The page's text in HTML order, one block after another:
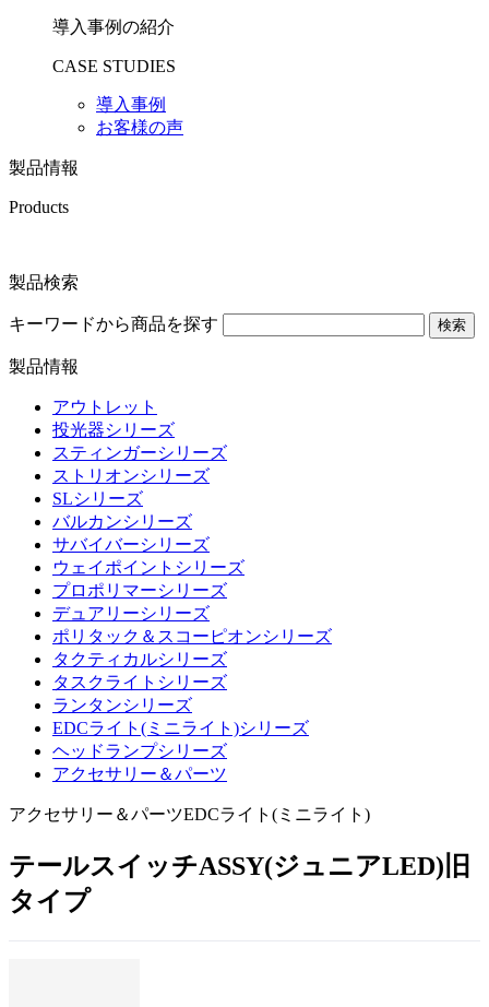
導入事例の紹介
CASE STUDIES
導入事例
お客様の声
製品情報
Products
製品検索
キーワードから商品を探す 検索
製品情報
アウトレット
投光器シリーズ
スティンガーシリーズ
ストリオンシリーズ
SLシリーズ
バルカンシリーズ
サバイバーシリーズ
ウェイポイントシリーズ
プロポリマーシリーズ
デュアリーシリーズ
ポリタック＆スコーピオンシリーズ
タクティカルシリーズ
タスクライトシリーズ
ランタンシリーズ
EDCライト(ミニライト)シリーズ
ヘッドランプシリーズ
アクセサリー＆パーツ
アクセサリー＆パーツEDCライト(ミニライト)
テールスイッチASSY(ジュニアLED)旧
タイプ